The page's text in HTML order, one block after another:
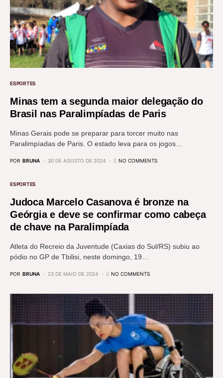
ESPORTES
Minas tem a segunda maior delegação do
Brasil nas Paralimpíadas de Paris
Minas Gerais pode se preparar para torcer muito nas
Paralimpíadas de Paris. O estado leva para os jogos…
POR BRUNA 30 DE AGOSTO DE 2024 NO COMMENTS
ESPORTES
Judoca Marcelo Casanova é bronze na
Geórgia e deve se confirmar como cabeça
de chave na Paralimpíada
Atleta do Recreio da Juventude (Caxias do Sul/RS) subiu ao
pódio no GP de Tbilisi, neste domingo, 19…
POR BRUNA 23 DE MAIO DE 2024 NO COMMENTS